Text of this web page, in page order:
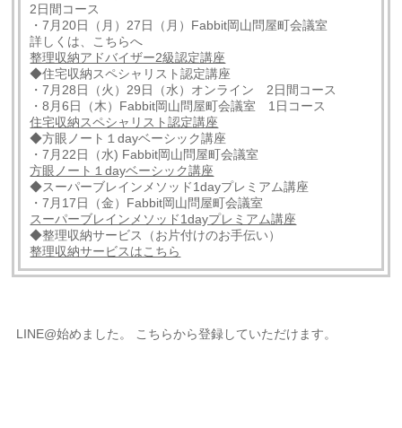
2日間コース
・7月20日（月）27日（月）Fabbit岡山問屋町会議室
詳しくは、こちらへ
整理収納アドバイザー2級認定講座
◆住宅収納スペシャリスト認定講座
・7月28日（火）29日（水）オンライン 2日間コース
・8月6日（木）Fabbit岡山問屋町会議室 1日コース
住宅収納スペシャリスト認定講座
◆方眼ノート１dayベーシック講座
・7月22日（水) Fabbit岡山問屋町会議室
方眼ノート１dayベーシック講座
◆スーパーブレインメソッド1dayプレミアム講座
・7月17日（金）Fabbit岡山問屋町会議室
スーパーブレインメソッド1dayプレミアム講座
◆整理収納サービス（お片付けのお手伝い）
整理収納サービスはこちら
LINE@始めました。 こちらから登録していただけます。